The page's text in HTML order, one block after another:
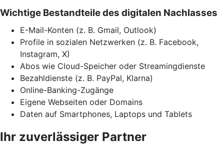
Wichtige Bestandteile des digitalen Nachlasses
E-Mail-Konten (z. B. Gmail, Outlook)
Profile in sozialen Netzwerken (z. B. Facebook,
Instagram, X)
Abos wie Cloud-Speicher oder Streamingdienste
Bezahldienste (z. B. PayPal, Klarna)
Online-Banking-Zugänge
Eigene Webseiten oder Domains
Daten auf Smartphones, Laptops und Tablets
Ihr zuverlässiger Partner